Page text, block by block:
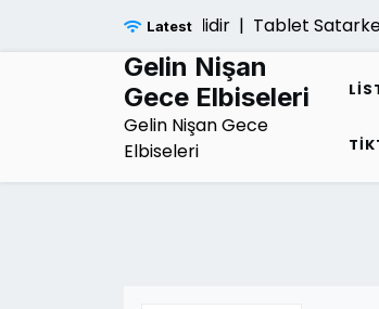
Latest
Neden Tehlikelidir | Tablet
Gelin Nişan
Gece Elbiseleri
Gelin Nişan Gece
Elbiseleri